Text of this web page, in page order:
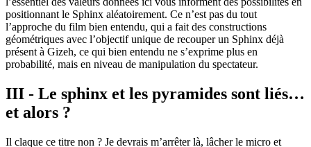
positionnant le Sphinx aléatoirement. Ce n’est pas du tout
l’approche du film bien entendu, qui a fait des constructions
géométriques avec l’objectif unique de recouper un Sphinx déjà
présent à Gizeh, ce qui bien entendu ne s’exprime plus en
probabilité, mais en niveau de manipulation du spectateur.
III - Le sphinx et les pyramides sont liés…
et alors ?
Il claque ce titre non ? Je devrais m’arrêter là, lâcher le micro et